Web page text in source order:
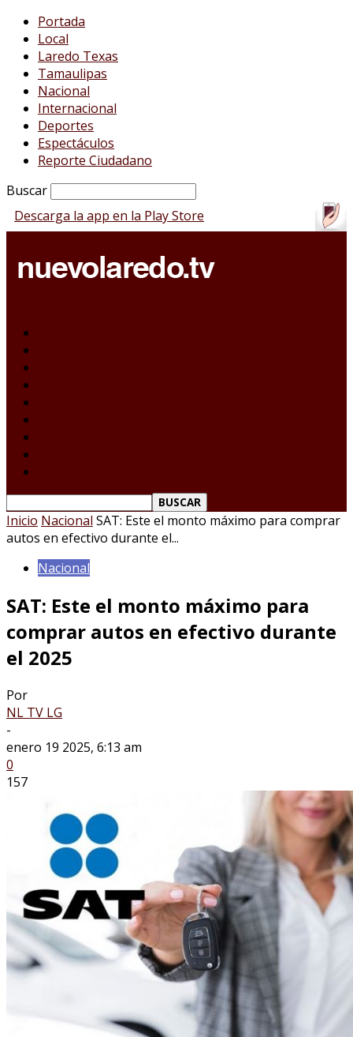
Portada
Local
Laredo Texas
Tamaulipas
Nacional
Internacional
Deportes
Espectáculos
Reporte Ciudadano
Buscar
Descarga la app en la Play Store
Inicio Nacional SAT: Este el monto máximo para comprar
autos en efectivo durante el...
Nacional
SAT: Este el monto máximo para
comprar autos en efectivo durante
el 2025
Por
NL TV LG
-
enero 19 2025, 6:13 am
0
157